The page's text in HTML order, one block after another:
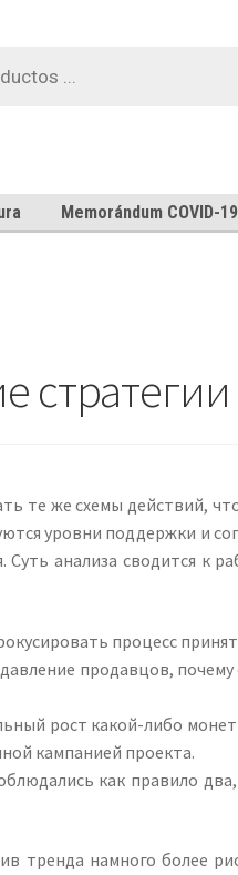
Memorándum COVID-19
стратегии
те же схемы действий,
уровни поддержки и
анализа сводится к
процесс
продавцов,
рост какой-либо
кампанией проекта.
как правило
тренда намного более